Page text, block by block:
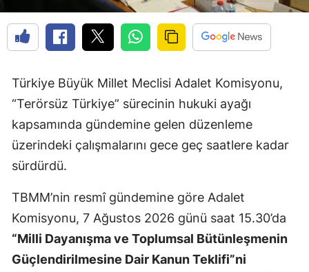
Türkiye Büyük Millet Meclisi Adalet Komisyonu,
“Terörsüz Türkiye” sürecinin hukuki ayağı
kapsamında gündemine gelen düzenleme
üzerindeki çalışmalarını gece geç saatlere kadar
sürdürdü.
TBMM’nin resmî gündemine göre Adalet
Komisyonu, 7 Ağustos 2026 günü saat 15.30’da
“Milli Dayanışma ve Toplumsal Bütünleşmenin
Güçlendirilmesine Dair Kanun Teklifi”ni